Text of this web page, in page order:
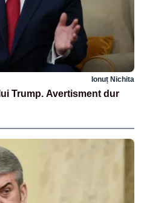
Ionuț Nichita
Trump. Avertisment dur